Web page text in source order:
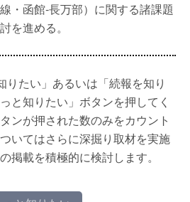
・函館‐長万部）に関する諸課題
を進める。
りたい」あるいは「続報を知り
と知りたい」ボタンを押してく
ンが押された数のみをカウント
いてはさらに深掘り取材を実施
掲載を積極的に検討します。